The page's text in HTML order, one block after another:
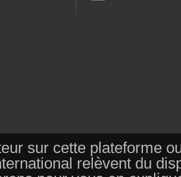
sur cette plateforme
relèvent du